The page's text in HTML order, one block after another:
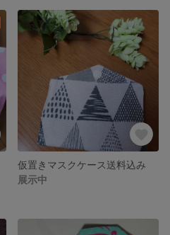
仮置きマスクケース送料込み
展示中